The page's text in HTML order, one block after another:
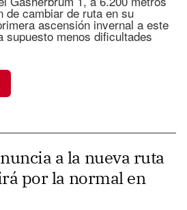
de cambiar de ruta en su
ascensión invernal a este
supuesto menos dificultades
a la nueva ruta
por la normal en